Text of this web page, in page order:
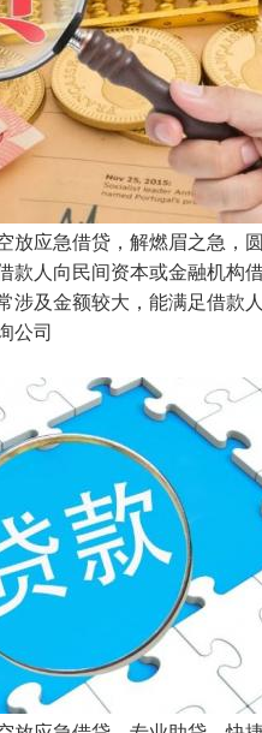
放应急借贷，解燃眉之急，
款人向民间资本或金融机构
涉及金额较大，能满足借款
公司